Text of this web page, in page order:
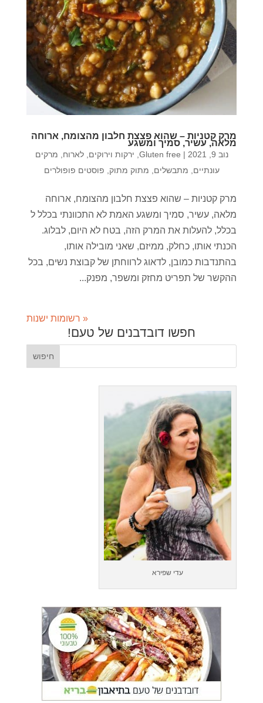
מרק קטניות – שהוא פצצת חלבון מהצומח, ארוחה
מלאה, עשיר, סמיך ומשגע
נוב 9, 2021 |
Gluten free ירקות וירוקים ,לארוח
מרקים
עונתיים
מתבשלים מתוק מתוק פוסטים פופולרים
מרק קטניות – שהוא פצצת חלבון מהצומח, ארוחה
מלאה, עשיר, סמיך ומשגע האמת לא התכוונתי בכלל ל
בכלל, להעלות את המרק הזה, בטח לא היום, לבלוג.
הכנתי אותו, כחלק, ממיזם, שאני מובילה אותו,
בהתנדבות כמובן, לדאוג לרווחתן של קבוצת נשים, בכל
ההקשר של תפריט מחזק ומשפר, מפנק...
« רשומות ישנות
חפשו דובדבנים של טעם!
עדי שפירא